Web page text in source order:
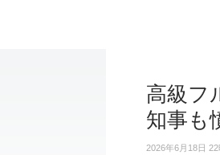
高級フ
知事も
2026年6月18日 22